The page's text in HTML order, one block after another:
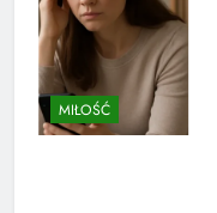
MIŁOŚĆ